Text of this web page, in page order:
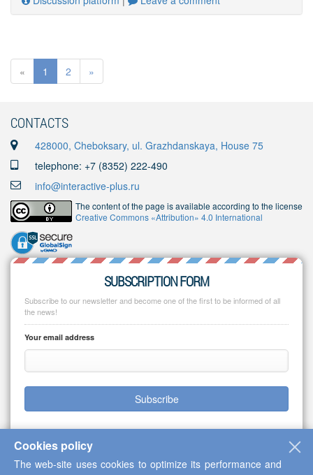
« 1 2 »
CONTACTS
428000, Cheboksary, ul. Grazhdanskaya, House 75
telephone: +7 (8352) 222-490
info@interactive-plus.ru
The content of the page is available according to the license
Creative Commons «Attribution» 4.0 International
SUBSCRIPTION FORM
Subscribe to our newsletter and become one of the first to be informed of all
the news!
Your email address
Subscribe
Copyright © 2013-2026 Scientific Cooperation Center "Interactive Plus"
Cookies policy
The web-site uses cookies to optimize its performance and